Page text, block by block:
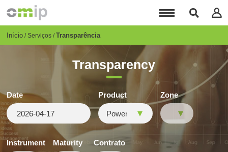
para
conteúdo
Breadcrumb
Início Serviços Transparência
Transparency
Date Product Zone
Instrument Maturity Contrato